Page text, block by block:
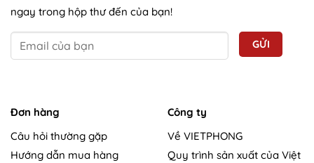
ngay trong hộp thư đến của bạn!
Đơn hàng
Câu hỏi thường gặp
Hướng dẫn mua hàng
Công ty
Về VIETPHONG
Quy trình sản xuất của Việt